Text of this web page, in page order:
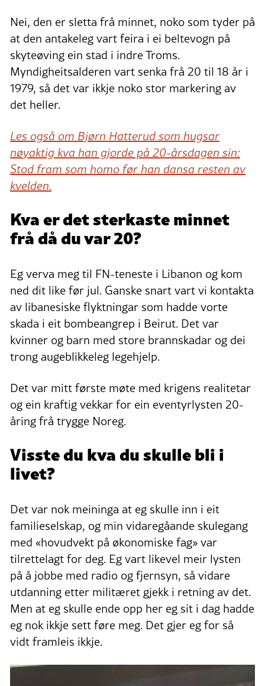
Nei, den er sletta frå minnet, noko som tyder på
at den antakeleg vart feira i ei beltevogn på
skyteøving ein stad i indre Troms.
Myndigheitsalderen vart senka frå 20 til 18 år i
1979, så det var ikkje noko stor markering av
det heller.
Les også om Bjørn Hatterud som hugsar
nøyaktig kva han gjorde på 20-årsdagen sin:
Stod fram som homo før han dansa resten av
kvelden.
Kva er det sterkaste minnet
frå då du var 20?
Eg verva meg til FN-teneste i Libanon og kom
ned dit like før jul. Ganske snart vart vi kontakta
av libanesiske flyktningar som hadde vorte
skada i eit bombeangrep i Beirut. Det var
kvinner og barn med store brannskadar og dei
trong augeblikkeleg legehjelp.
Det var mitt første møte med krigens realitetar
og ein kraftig vekkar for ein eventyrlysten 20-
åring frå trygge Noreg.
Visste du kva du skulle bli i
livet?
Det var nok meininga at eg skulle inn i eit
familieselskap, og min vidaregåande skulegang
med «hovudvekt på økonomiske fag» var
tilrettelagt for deg. Eg vart likevel meir lysten
på å jobbe med radio og fjernsyn, så vidare
utdanning etter militæret gjekk i retning av det.
Men at eg skulle ende opp her eg sit i dag hadde
eg nok ikkje sett føre meg. Det gjer eg for så
vidt framleis ikkje.